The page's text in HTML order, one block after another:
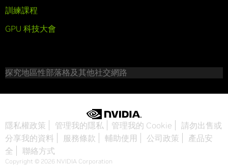
訓練課程
GPU 科技大會
探究地區性部落格及其他社交網路
隱私權政策 管理我的隱私 管理我的 Cookie
請勿出售或
分享我的資料
服務條款 輔助使用 公司政策
產品安
全
聯絡方式
Copyright © 2026 NVIDIA Corporation